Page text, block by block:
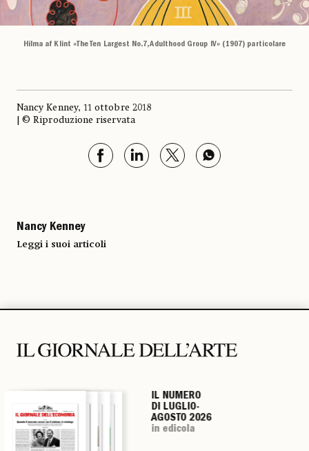
Hilma af Klint «The Ten Largest No.7, Adulthood Group IV» (1907) particolare
Nancy Kenney, 11 ottobre 2018
| © Riproduzione riservata
Nancy Kenney
Leggi i suoi articoli
IL NUMERO
DI LUGLIO-
AGOSTO 2026
in edicola
IL NUMERO
DI LUGLIO-
AGOSTO 2026
in edicola
IL NUMERO
DI LUGLIO-
AGOSTO 2026
in edicola
IL NUMERO
DI LUGLIO-
AGOSTO 2026
in edicola